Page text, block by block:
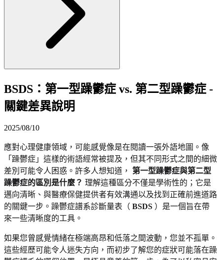
BSDS：第一型躁鬱症 vs. 第二型躁鬱症 -
關鍵差異說明
2025/08/10
應對心理健康領域，可能感覺像是在閱讀一張外語地圖。像
「躁鬱症」這樣的術語經常被提及，但其不同形式之間的細微
差別可能令人困惑。許多人想知道， 第一型躁鬱症與第二型
躁鬱症的區別是什麼？ 理解這種區分不僅是學術性的；它是
邁向清晰、與醫療保健提供者有效溝通以及找到正確前進道路
的關鍵一步。躁鬱症譜系診斷量表（ BSDS ）是一個旨在帶
來一些清晰度的工具。
如果您曾感覺情緒在極端高昂和低落之間波動，您並不孤單。
這些經歷可能令人迷失方向，而初步了解您的症狀可能落在躁